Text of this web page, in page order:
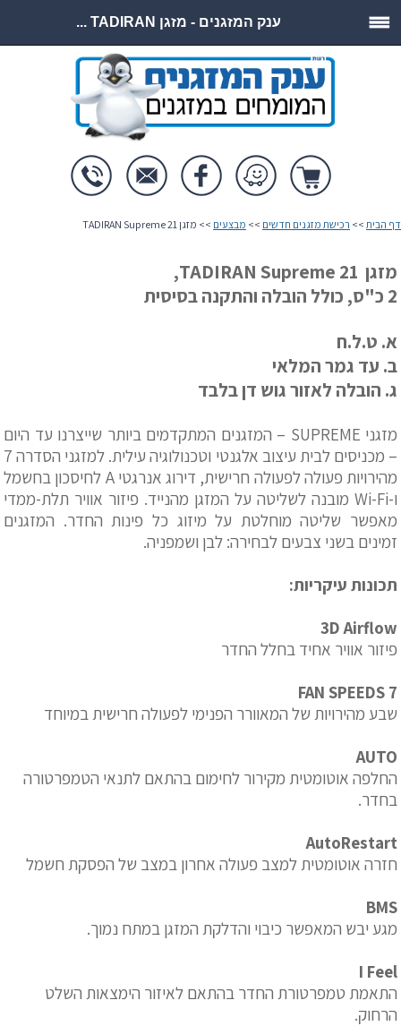
ענק המזגנים - מזגן TADIRAN ...
דף הבית >> רכישת מזגנים חדשים >> מבצעים >> מזגן TADIRAN Supreme 21
מזגן TADIRAN Supreme 21,
2 כ"ס, כולל הובלה והתקנה בסיסית
א. ט.ל.ח
ב. עד גמר המלאי
ג. הובלה לאזור גוש דן בלבד
מזגני SUPREME – המזגנים המתקדמים ביותר שייצרנו עד היום
– מכניסים לבית עיצוב אלגנטי וטכנולוגיה עילית. למזגני הסדרה 7
מהירויות פעולה לפעולה חרישית, דירוג אנרגטי A לחיסכון בחשמל
ו-Wi-Fi מובנה לשליטה על המזגן מהנייד. פיזור אוויר תלת-ממדי
מאפשר שליטה מוחלטת על מיזוג כל פינות החדר. המזגנים
זמינים בשני צבעים לבחירה: לבן ושמפניה.
תכונות עיקריות:
3D Airflow
פיזור אוויר אחיד בחלל החדר
7 FAN SPEEDS
שבע מהירויות של המאוורר הפנימי לפעולה חרישית במיוחד
AUTO
החלפה אוטומטית מקירור לחימום בהתאם לתנאי הטמפרטורה
בחדר.
AutoRestart
חזרה אוטומטית למצב פעולה אחרון במצב של הפסקת חשמל
BMS
מגע יבש המאפשר כיבוי והדלקת המזגן במתח נמוך.
I Feel
התאמת טמפרטורת החדר בהתאם לאיזור הימצאות השלט
הרחוק.